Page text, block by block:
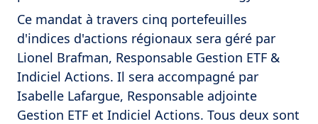
Ce mandat à travers cinq portefeuilles
d'indices d'actions régionaux sera géré par
Lionel Brafman, Responsable Gestion ETF &
Indiciel Actions. Il sera accompagné par
Isabelle Lafargue, Responsable adjointe
Gestion ETF et Indiciel Actions. Tous deux sont